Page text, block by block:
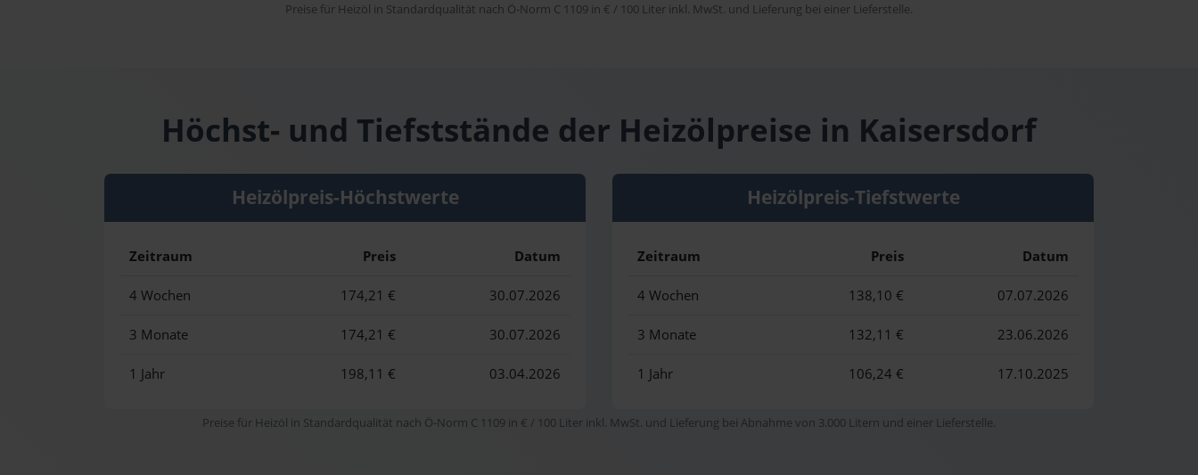
Preise für Heizöl in Standardqualität nach Ö-Norm C 1109 in € / 100 Liter inkl. MwSt. und Lieferung bei einer Lieferstelle.
Höchst- und Tiefststände der Heizölpreise in Kaisersdorf
Heizölpreis-Höchstwerte
Zeitraum Preis Datum
4 Wochen 174,21 € 30.07.2026
3 Monate 174,21 € 30.07.2026
1 Jahr 198,11 € 03.04.2026
Heizölpreis-Tiefstwerte
Zeitraum Preis Datum
4 Wochen 138,10 € 07.07.2026
3 Monate 132,11 € 23.06.2026
1 Jahr 106,24 € 17.10.2025
Preise für Heizöl in Standardqualität nach Ö-Norm C 1109 in € / 100 Liter inkl. MwSt. und Lieferung bei Abnahme von 3.000 Litern und einer Lieferstelle.